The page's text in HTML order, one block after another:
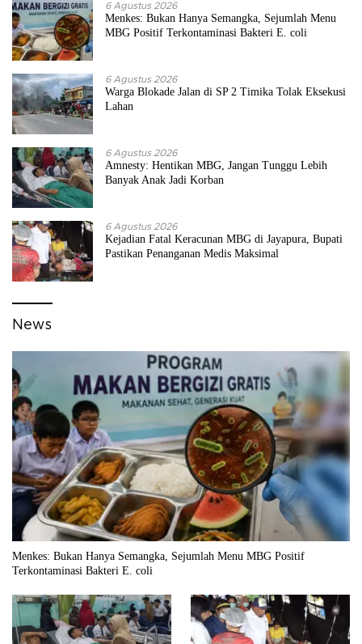
6 Agustus 2026
Menkes: Bukan Hanya Semangka, Sejumlah Menu
MBG Positif Terkontaminasi Bakteri E. coli
6 Agustus 2026
Warga Blokade Jalan di SP 2 Timika Tolak Eksekusi
Lahan
6 Agustus 2026
Amnesty: Hentikan MBG, Jangan Tunggu Lebih
Banyak Anak Jadi Korban
6 Agustus 2026
Kejadian Fatal Keracunan MBG di Jayapura, Bupati
Pastikan Penanganan Medis Maksimal
News
Menkes: Bukan Hanya Semangka, Sejumlah Menu MBG Positif
Terkontaminasi Bakteri E. coli